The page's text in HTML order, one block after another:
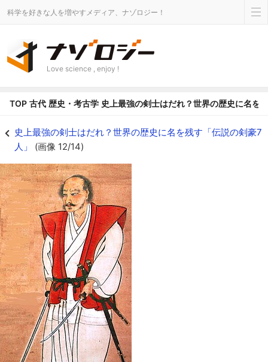
科学を好きな人を増やすメディア、ナゾロジー！
Love science , enjoy !
TOP 古代 歴史・考古学 史上最強の剣士はだれ？世界の歴史に名を
史上最強の剣士はだれ？世界の歴史に名を残す「伝説の剣豪7
人」 (画像 12/14)